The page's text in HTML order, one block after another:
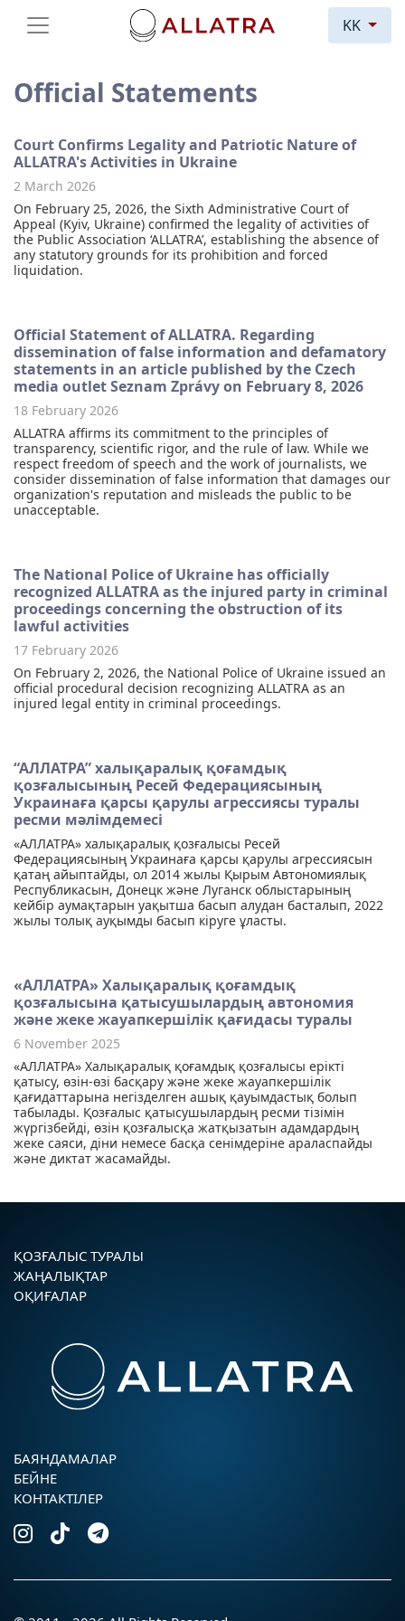
KK
Official Statements
Court Confirms Legality and Patriotic Nature of
ALLATRA's Activities in Ukraine
2 March 2026
On February 25, 2026, the Sixth Administrative Court of
Appeal (Kyiv, Ukraine) confirmed the legality of activities of
the Public Association ‘ALLATRA’, establishing the absence of
any statutory grounds for its prohibition and forced
liquidation.
Official Statement of ALLATRA. Regarding
dissemination of false information and defamatory
statements in an article published by the Czech
media outlet Seznam Zprávy on February 8, 2026
18 February 2026
ALLATRA affirms its commitment to the principles of
transparency, scientific rigor, and the rule of law. While we
respect freedom of speech and the work of journalists, we
consider dissemination of false information that damages our
organization's reputation and misleads the public to be
unacceptable.
The National Police of Ukraine has officially
recognized ALLATRA as the injured party in criminal
proceedings concerning the obstruction of its
lawful activities
17 February 2026
On February 2, 2026, the National Police of Ukraine issued an
official procedural decision recognizing ALLATRA as an
injured legal entity in criminal proceedings.
“АЛЛАТРА” халықаралық қоғамдық
қозғалысының Ресей Федерациясының
Украинаға қарсы қарулы агрессиясы туралы
ресми мәлімдемесі
«АЛЛАТРА» халықаралық қозғалысы Ресей
Федерациясының Украинаға қарсы қарулы агрессиясын
қатаң айыптайды, ол 2014 жылы Қырым Автономиялық
Республикасын, Донецк және Луганск облыстарының
кейбір аумақтарын уақытша басып алудан басталып, 2022
жылы толық ауқымды басып кіруге ұласты.
«АЛЛАТРА» Халықаралық қоғамдық
қозғалысына қатысушылардың автономия
және жеке жауапкершілік қағидасы туралы
6 November 2025
«АЛЛАТРА» Халықаралық қоғамдық қозғалысы ерікті
қатысу, өзін-өзі басқару және жеке жауапкершілік
қағидаттарына негізделген ашық қауымдастық болып
табылады. Қозғалыс қатысушылардың ресми тізімін
жүргізбейді, өзін қозғалысқа жатқызатын адамдардың
жеке саяси, діни немесе басқа сенімдеріне араласпайды
және диктат жасамайды.
ҚОЗҒАЛЫС ТУРАЛЫ
ЖАҢАЛЫҚТАР
ОҚИҒАЛАР
БАЯНДАМАЛАР
БЕЙНЕ
КОНТАКТІЛЕР